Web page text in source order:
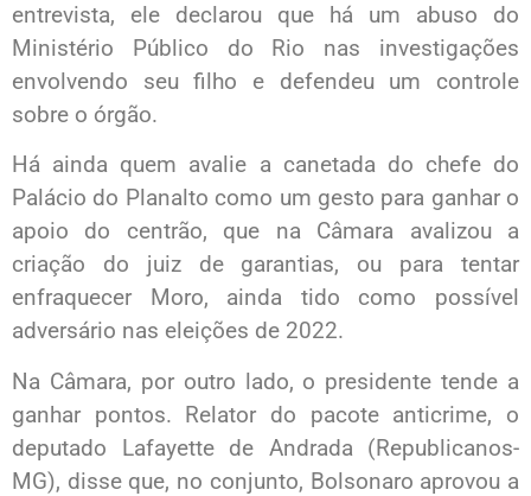
entrevista, ele declarou que há um abuso do
Ministério Público do Rio nas investigações
envolvendo seu filho e defendeu um controle
sobre o órgão.
Há ainda quem avalie a canetada do chefe do
Palácio do Planalto como um gesto para ganhar o
apoio do centrão, que na Câmara avalizou a
criação do juiz de garantias, ou para tentar
enfraquecer Moro, ainda tido como possível
adversário nas eleições de 2022.
Na Câmara, por outro lado, o presidente tende a
ganhar pontos. Relator do pacote anticrime, o
deputado Lafayette de Andrada (Republicanos-
MG), disse que, no conjunto, Bolsonaro aprovou a